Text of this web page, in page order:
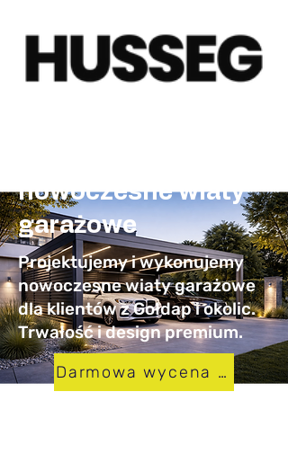
nowoczesne wiaty
garażowe
Projektujemy i wykonujemy
nowoczesne wiaty garażowe
dla klientów z Gołdap i okolic.
Trwałość i design premium.
Darmowa wycena w 24h